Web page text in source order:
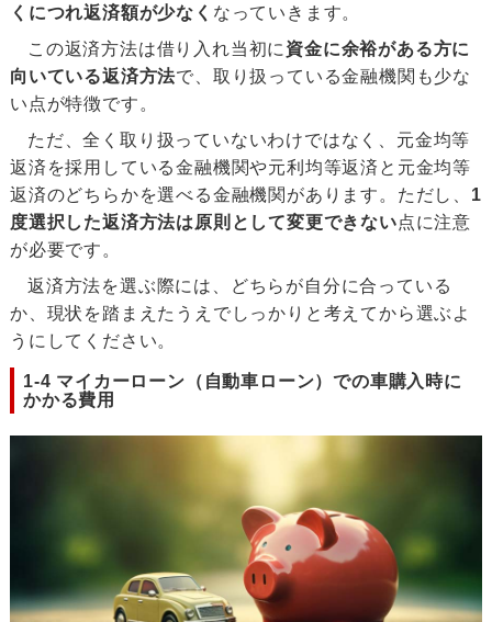
くにつれ返済額が少なく なっていきます。
この返済方法は借り入れ当初に 資金に余裕がある方に
向いている返済方法で、取り扱っている金融機関も少な
い点が特徴です。
ただ、全く取り扱っていないわけではなく、元金均等
返済を採用している金融機関や元利均等返済と元金均等
返済のどちらかを選べる金融機関があります。ただし、 1
度選択した返済方法は原則として変更できない点に注意
が必要です。
返済方法を選ぶ際には、どちらが自分に合っている
か、現状を踏まえたうえでしっかりと考えてから選ぶよ
うにしてください。
1-4 マイカーローン（自動車ローン）での車購入時に
かかる費用